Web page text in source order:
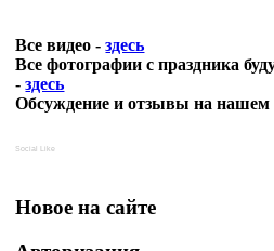
Все видео -здесь
Все фотографии с праздника
-здесь
Обсуждение и отзывы на
Social Like
Новое на сайте